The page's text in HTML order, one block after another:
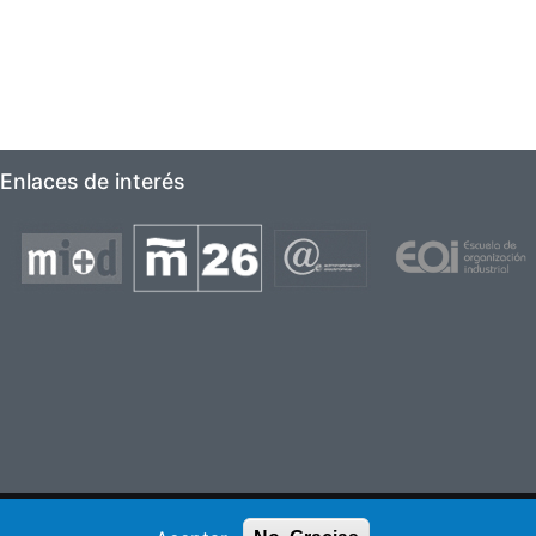
Enlaces de interés
Imagen Imagen
Imagen